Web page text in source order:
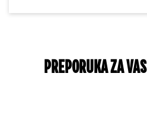
PREPORUKA ZA VAS